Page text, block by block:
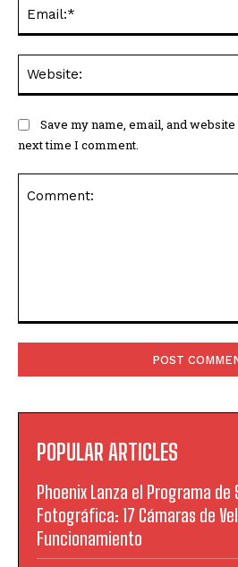
Save my name, email, and
next time I comment.
POPULAR ARTICLES
Phoenix Lanza el Programa de
Fotográfica: 17 Cámaras de
Funcionamiento